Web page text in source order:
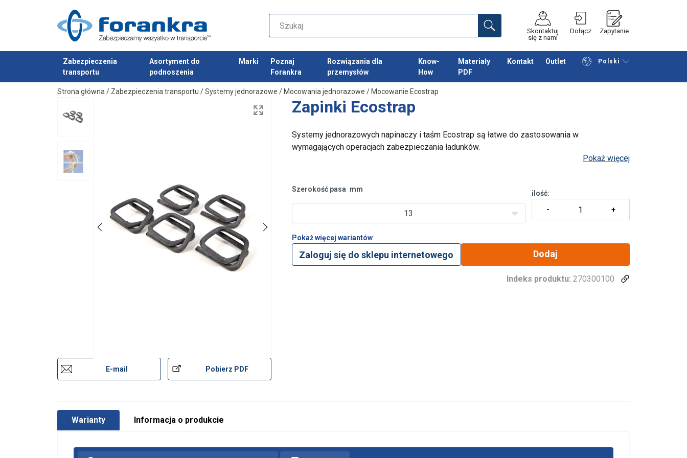
Skontaktuj
się z nami
Dołącz Zapytanie
Zabezpieczenia
transportu
Asortyment do
podnoszenia
Marki
Poznaj
Forankra
Rozwiązania dla
przemysłów
Know-
How
Materiały
PDF
Kontakt Outlet Polski
Dodano do zapytania Przeglądaj katalog Podsumowanie
Strona główna / Zabezpieczenia transportu /Systemy jednorazowe / Mocowania jednorazowe / Mocowanie Ecostrap
Zapinki Ecostrap
E-mail Pobierz PDF
Systemy jednorazowych napinaczy i taśm Ecostrap są łatwe do zastosowania w
wymagających operacjach zabezpieczania ładunków.
Pokaż więcej
Szerokość pasa mm
13
ilość:
Pokaż więcej wariantów
Zaloguj się do sklepu internetowego Dodaj
Indeks produktu: 270300100
Warianty Informacja o produkcie